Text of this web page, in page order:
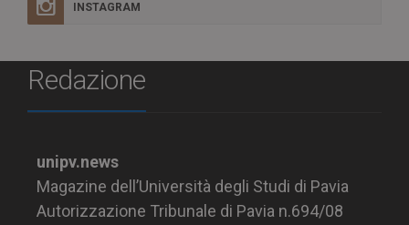
INSTAGRAM
Redazione
unipv.news
Magazine dell’Università degli Studi di Pavia
Autorizzazione Tribunale di Pavia n.694/08